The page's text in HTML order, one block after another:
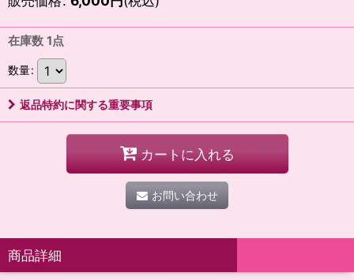
在庫数 1点
数量:
返品特約に関する重要事項
カートに入れる
お問い合わせ
商品詳細